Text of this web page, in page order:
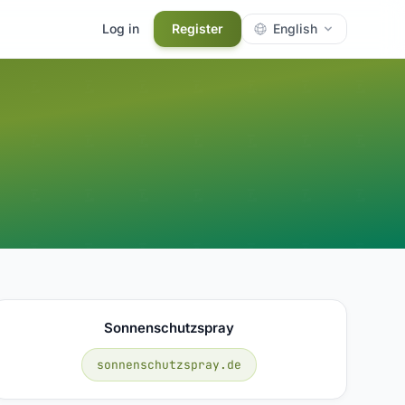
Log in Register English
Sonnenschutzspray
sonnenschutzspray.de